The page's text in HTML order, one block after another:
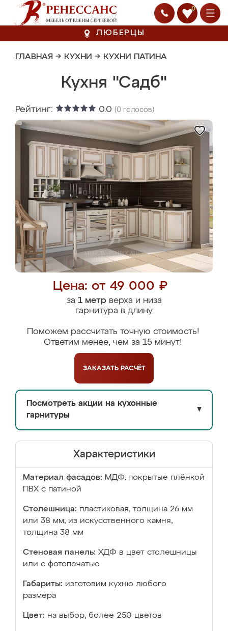
0
ЛЮБЕРЦЫ
ГЛАВНАЯ → КУХНИ → КУХНИ ПАТИНА
Кухня "Садб"
Рейтинг: 0.0 (0 голосов)
Цена: от 49 000 ₽
за 1 метрверха и низа
гарнитура в длину
Поможем рассчитать точную стоимость!
Ответим менее, чем за 15 минут!
ЗАКАЗАТЬ РАСЧЁТ
Посмотреть акции на кухонные
гарнитуры
▼
Характеристики
Материал фасадов: МДФ, покрытые плёнкой
ПВХ с патиной
Столешница: пластиковая, толщина 26 мм
или 38 мм; из искусственного камня,
толщина 38 мм
Стеновая панель: ХДФ в цвет столешницы
или с фотопечатью
Габариты: изготовим кухню любого
размера
Цвет: на выбор, более 250 цветов